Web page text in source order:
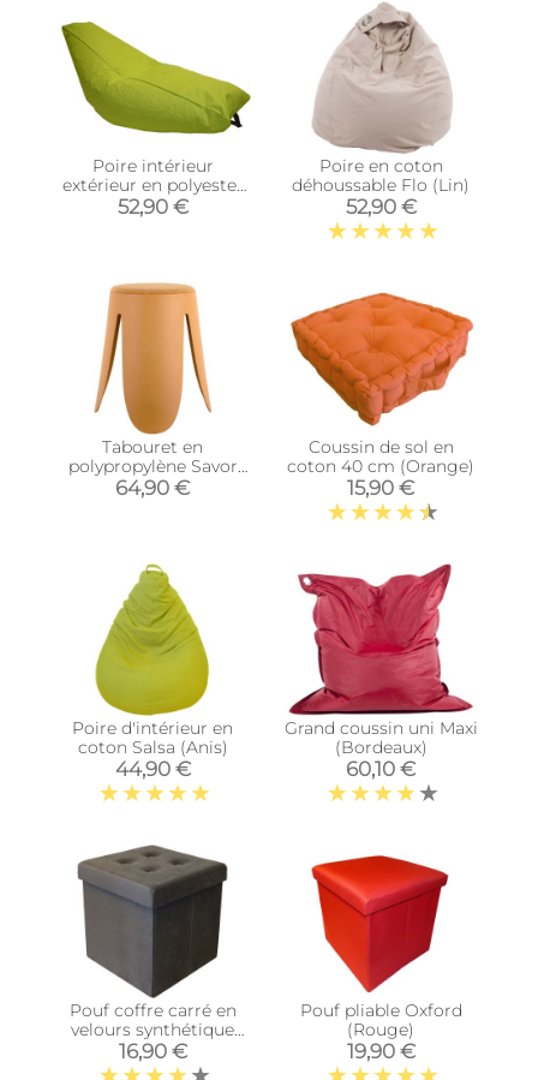
Poire intérieur
extérieur en polyester
Luna (Vert anis)
52,90 €
Poire en coton
déhoussable Flo (Lin)
52,90 €
Tabouret en
polypropylène Savor
(Ocre)
64,90 €
Coussin de sol en
coton 40 cm (Orange)
15,90 €
Poire d'intérieur en
coton Salsa (Anis)
44,90 €
Grand coussin uni Maxi
(Bordeaux)
60,10 €
Pouf coffre carré en
velours synthétique
capitonné (Gris
anthracite)
16,90 €
Pouf pliable Oxford
(Rouge)
19,90 €